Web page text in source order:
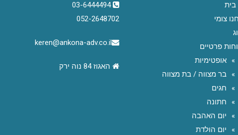
בית
צומי
פרטיים
אופטימיות
בר מצווה / בת מצווה
חגים
חתונה
יום האהבה
יום הולדת
03-6444494
052-2648702
keren@ankona-adv.co.il
האגוז 84 נוה ירק